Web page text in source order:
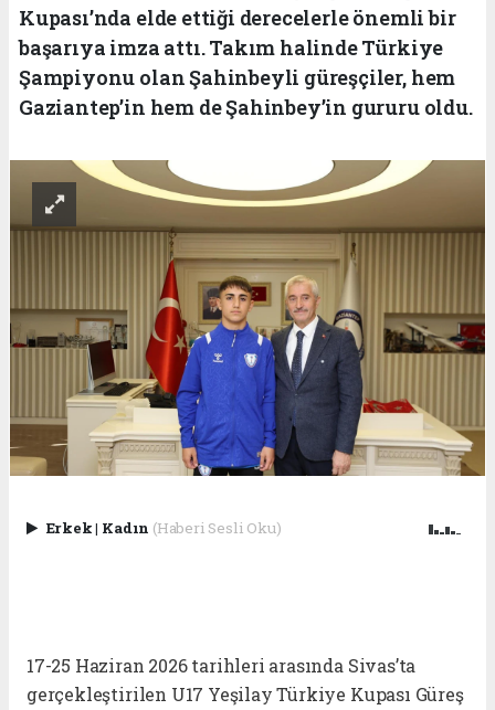
Kupası’nda elde ettiği derecelerle önemli bir
başarıya imza attı. Takım halinde Türkiye
Şampiyonu olan Şahinbeyli güreşçiler, hem
Gaziantep’in hem de Şahinbey’in gururu oldu.
Erkek| Kadın (Haberi Sesli Oku)
17-25 Haziran 2026 tarihleri arasında Sivas’ta
gerçekleştirilen U17 Yeşilay Türkiye Kupası Güreş